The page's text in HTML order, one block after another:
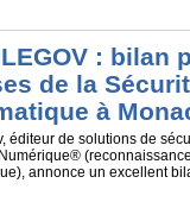
: bilan
de la
à
éditeur de solutions de
annonce un excellent